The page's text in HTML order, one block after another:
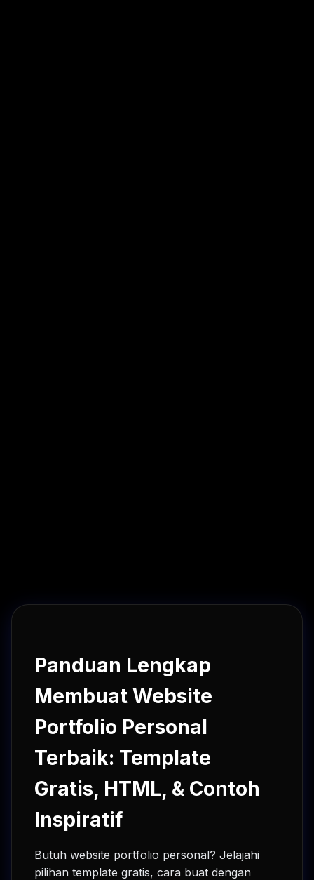
Panduan Lengkap
Membuat Website
Portfolio Personal
Terbaik: Template
Gratis, HTML, & Contoh
Inspiratif
Butuh website portfolio personal? Jelajahi
pilihan template gratis, cara buat dengan